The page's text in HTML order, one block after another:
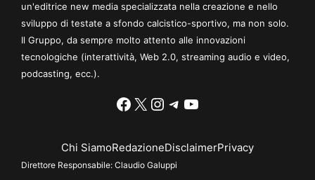
un'editrice new media specializzata nella creazione e nello
sviluppo di testate a sfondo calcistico-sportivo, ma non solo.
Il Gruppo, da sempre molto attento alle innovazioni
tecnologiche (interattività, Web 2.0, streaming audio e video,
podcasting, ecc.).
Facebook
X Instagram
Telegram
YouTube
Chi SiamoRedazioneDisclaimerPrivacy
Direttore Responsabile: Claudio Galuppi